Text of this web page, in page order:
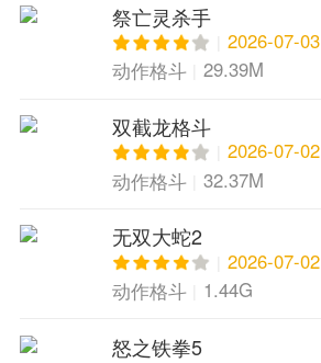
祭亡灵杀手
2026-07-03
动作格斗
29.39M
双截龙格斗
2026-07-02
动作格斗
32.37M
无双大蛇2
2026-07-02
动作格斗
1.44G
怒之铁拳5